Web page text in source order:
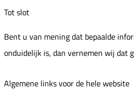
Tot slot
Bent u van mening dat bepaalde
onduidelijk is, dan vernemen wij dat
Algemene links voor de hele website